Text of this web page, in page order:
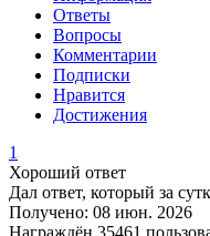
Ответы
Вопросы
Комментарии
Подписки
Нравится
Достижения
1
Хороший ответ
Дал ответ, который за
Получено: 08 июн. 2026